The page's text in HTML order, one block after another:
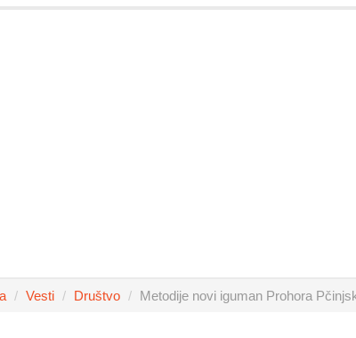
Vesti Društvo Metodije novi iguman Prohora